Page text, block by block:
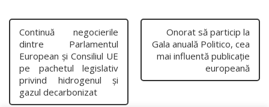
Continuă negocierile
dintre Parlamentul
European și Consiliul UE
pe pachetul legislativ
privind hidrogenul și
gazul decarbonizat
Onorat să particip la
Gala anuală Politico, cea
mai influentă publicație
europeană